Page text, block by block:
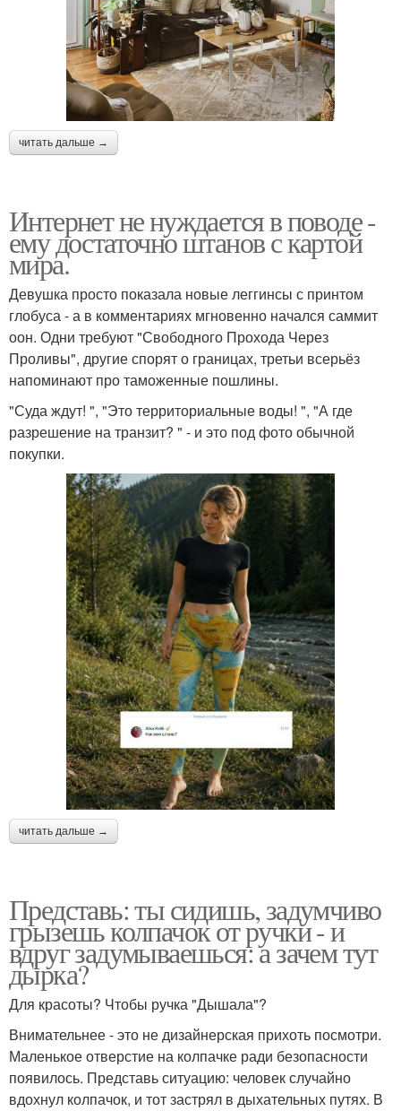
читать дальше →
Интернет не нуждается в поводе -
ему достаточно штанов с картой
мира.
Девушка просто показала новые леггинсы с принтом
глобуса - а в комментариях мгновенно начался саммит
оон. Одни требуют "Свободного Прохода Через
Проливы", другие спорят о границах, третьи всерьёз
напоминают про таможенные пошлины.
"Суда ждут! ", "Это территориальные воды! ", "А где
разрешение на транзит? " - и это под фото обычной
покупки.
читать дальше →
Представь: ты сидишь, задумчиво
грызешь колпачок от ручки - и
вдруг задумываешься: а зачем тут
дырка?
Для красоты? Чтобы ручка "Дышала"?
Внимательнее - это не дизайнерская прихоть посмотри.
Маленькое отверстие на колпачке ради безопасности
появилось. Представь ситуацию: человек случайно
вдохнул колпачок, и тот застрял в дыхательных путях. В